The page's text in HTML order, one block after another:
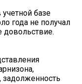
учетной базе
года не получал
довольствие.
задолженность